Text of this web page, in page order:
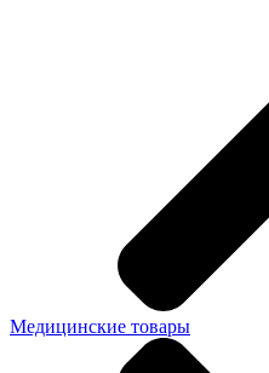
Медицинские товары